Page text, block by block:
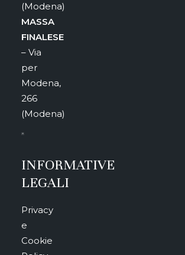
(Modena)
MASSA
FINALESE
– Via
per
Modena,
266
(Modena)
INFORMATIVE
LEGALI
Privacy
e
Cookie